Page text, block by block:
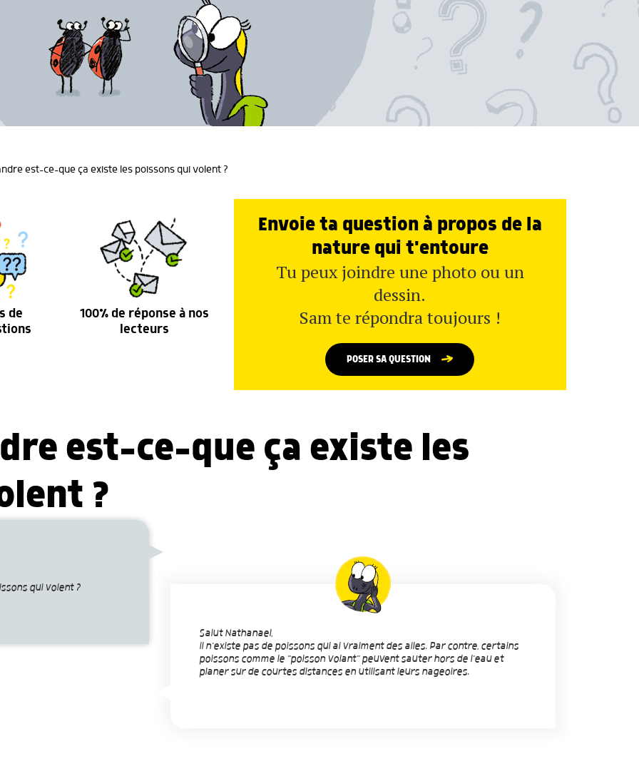
est-ce-que ça existe les poissons qui volent ?
de
100% de réponse à nos
lecteurs
Envoie ta question à propos de la
nature qui t'entoure
Tu peux joindre une photo ou un
dessin.
Sam te répondra toujours !
POSER SA QUESTION
est-ce-que ça existe les
?
qui volent ?
Salut Nathanael,
il n'existe pas de poissons qui ai vraiment des ailes. Par contre, certains
poissons comme le "poisson volant" peuvent sauter hors de l'eau et
planer sur de courtes distances en utilisant leurs nageoires.